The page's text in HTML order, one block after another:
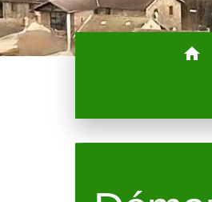
home